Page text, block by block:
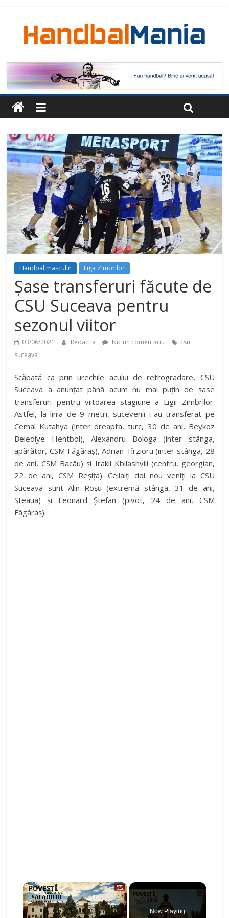
Handbal masculin Liga Zimbrilor
Șase transferuri făcute de
CSU Suceava pentru
sezonul viitor
03/06/2021 Redactia Niciun comentariu
csu
suceava
Scăpată ca prin urechile acului de retrogradare, CSU
Suceava a anunțat până acum nu mai puțin de șase
transferuri pentru viitoarea stagiune a Ligii Zimbrilor.
Astfel, la linia de 9 metri, sucevenii i-au transferat pe
Cemal Kutahya (inter dreapta, turc, 30 de ani, Beykoz
Belediye Hentbol), Alexandru Bologa (inter stânga,
apărător, CSM Făgăraș), Adrian Tîrzioru (inter stânga, 28
de ani, CSM Bacău) și Irakli Kbilashvili (centru, georgian,
22 de ani, CSM Reșița). Ceilalți doi nou veniți la CSU
Suceava sunt Alin Roșu (extremă stânga, 31 de ani,
Steaua) și Leonard Ștefan (pivot, 24 de ani, CSM
Făgăraș).
×
Now Playing